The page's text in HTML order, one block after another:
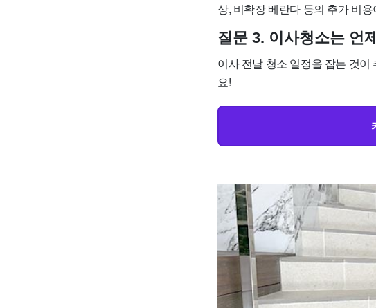
상, 비확장 베란다 등의 추가 비
질문 3. 이사청소는 언
이사 전날 청소 일정을 잡는 것
요!